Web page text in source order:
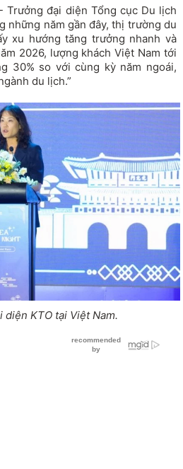
- Trưởng đại diện Tổng cục Du lịch
những năm gần đây, thị trường du
xu hướng tăng trưởng nhanh và
2026, lượng khách Việt Nam tới
30% so với cùng kỳ năm ngoái,
du lịch.”
diện KTO tại Việt Nam.